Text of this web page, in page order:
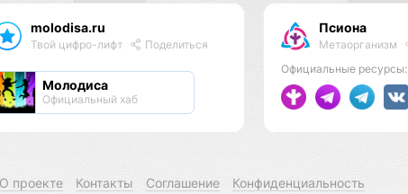
molodisa.ru
Твой цифро-лифт Поделиться
Молодиса
Официальный хаб
Псиона
Метаорганизм
Официальные ресурсы:
О проекте Контакты Соглашение Конфиденциальность